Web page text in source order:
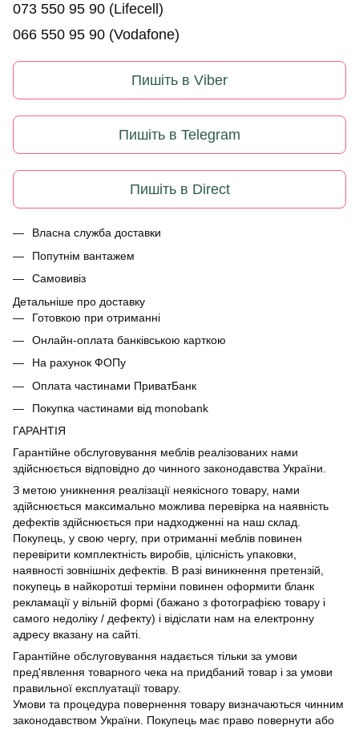
073 550 95 90 (Lifecell)
066 550 95 90 (Vodafone)
Пишіть в Viber
Пишіть в Telegram
Пишіть в Direct
Власна служба доставки
Попутнім вантажем
Самовивіз
Детальніше про доставку
Готовкою при отриманні
Онлайн-оплата банківською карткою
На рахунок ФОПу
Оплата частинами ПриватБанк
Покупка частинами від monobank
ГАРАНТІЯ
Гарантійне обслуговування меблів реалізованих нами
здійснюється відповідно до чинного законодавства України.
З метою уникнення реалізації неякісного товару, нами
здійснюється максимально можлива перевірка на наявність
дефектів здійснюється при надходженні на наш склад.
Покупець, у свою чергу, при отриманні меблів повинен
перевірити комплектність виробів, цілісність упаковки,
наявності зовнішніх дефектів. В разі виникнення претензій,
покупець в найкоротші терміни повинен оформити бланк
рекламації у вільній формі (бажано з фотографією товару і
самого недоліку / дефекту) і відіслати нам на електронну
адресу вказану на сайті.
Гарантійне обслуговування надається тільки за умови
пред'явлення товарного чека на придбаний товар і за умови
правильної експлуатації товару.
Умови та процедура повернення товару визначаються чинним
законодавством України. Покупець має право повернути або